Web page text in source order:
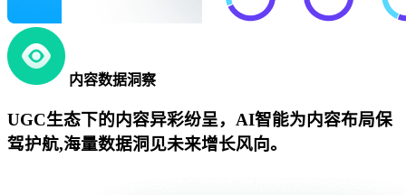
内容数据洞察
UGC生态下的内容异彩纷呈，AI智能为内容布局保
驾护航,海量数据洞见未来增长风向。